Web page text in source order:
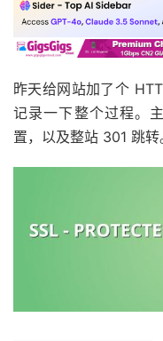
昨天给网站加了个
记录一下整个过程。
置，以及整站 301 跳转